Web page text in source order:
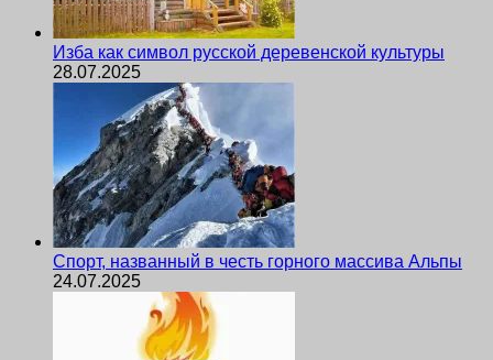
Изба как символ русской деревенской культуры
28.07.2025
Спорт, названный в честь горного массива Альпы
24.07.2025